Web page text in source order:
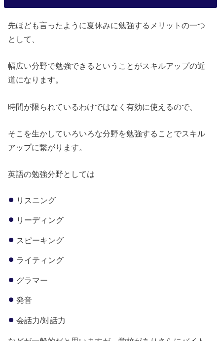
先ほども言ったように夏休みに勉強するメリットの一つ
として、
幅広い分野で勉強できるということがスキルアップの近
道になります。
時間が限られているわけではなく有効に使えるので、
そこを生かしていろいろな分野を勉強することでスキル
アップに繋がります。
英語の勉強分野としては
リスニング
リーディング
スピーキング
ライティング
グラマー
発音
会話力/対話力